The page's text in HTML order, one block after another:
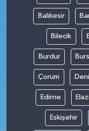
Balıkesir
Bilecik
Burdur
Çorum
Edirne
Eskişehir